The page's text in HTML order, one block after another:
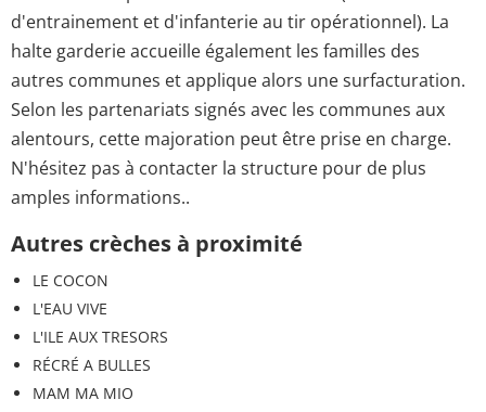
d'entrainement et d'infanterie au tir opérationnel). La
halte garderie accueille également les familles des
autres communes et applique alors une surfacturation.
Selon les partenariats signés avec les communes aux
alentours, cette majoration peut être prise en charge.
N'hésitez pas à contacter la structure pour de plus
amples informations..
Autres crèches à proximité
LE COCON
L'EAU VIVE
L'ILE AUX TRESORS
RÉCRÉ A BULLES
MAM MA MIO